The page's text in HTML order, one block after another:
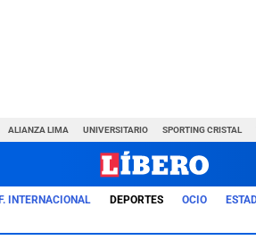
ALIANZA LIMA UNIVERSITARIO SPORTING CRISTAL
F. INTERNACIONAL DEPORTES OCIO